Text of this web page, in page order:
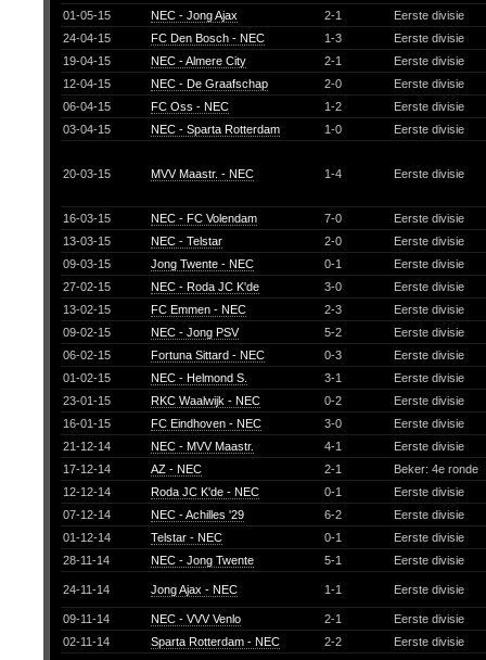
01-05-15
NEC - Jong Ajax 2-1
Eerste divisie
24-04-15
FC Den Bosch - NEC 1-3
Eerste divisie
19-04-15
NEC - Almere City 2-1
Eerste divisie
12-04-15
NEC - De Graafschap 2-0
Eerste divisie
06-04-15
FC Oss - NEC 1-2
Eerste divisie
03-04-15
NEC - Sparta Rotterdam 1-0 Eerste divisie
20-03-15 MVV Maastr. - NEC 1-4 Eerste divisie
16-03-15 NEC - FC Volendam 7-0
Eerste divisie
13-03-15
NEC - Telstar 2-0
Eerste divisie
09-03-15
Jong Twente - NEC 0-1
Eerste divisie
27-02-15
NEC - Roda JC K'de 3-0
Eerste divisie
13-02-15
FC Emmen - NEC 2-3
Eerste divisie
09-02-15
NEC - Jong PSV 5-2
Eerste divisie
06-02-15
Fortuna Sittard - NEC 0-3
Eerste divisie
01-02-15
NEC - Helmond S. 3-1
Eerste divisie
23-01-15
RKC Waalwijk - NEC 0-2
Eerste divisie
16-01-15
FC Eindhoven - NEC 3-0
Eerste divisie
21-12-14
NEC - MVV Maastr. 4-1
Eerste divisie
17-12-14
AZ - NEC 2-1
Beker: 4e ronde
12-12-14
Roda JC K'de - NEC 0-1
Eerste divisie
07-12-14
NEC - Achilles '29 6-2
Eerste divisie
01-12-14
Telstar - NEC 0-1
Eerste divisie
28-11-14
NEC - Jong Twente 5-1 Eerste divisie
24-11-14 Jong Ajax - NEC 1-1 Eerste divisie
09-11-14 NEC - VVV Venlo 2-1
Eerste divisie
02-11-14
Sparta Rotterdam - NEC 2-2
Eerste divisie